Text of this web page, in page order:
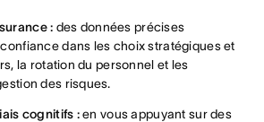
: des données précises
dans les choix stratégiques et
la rotation du personnel et les
des risques.
cognitifs :en vous appuyant sur des